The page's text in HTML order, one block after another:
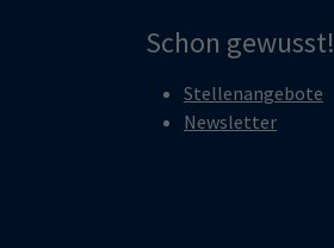
Schon gewusst!
Stellenangebote
Newsletter